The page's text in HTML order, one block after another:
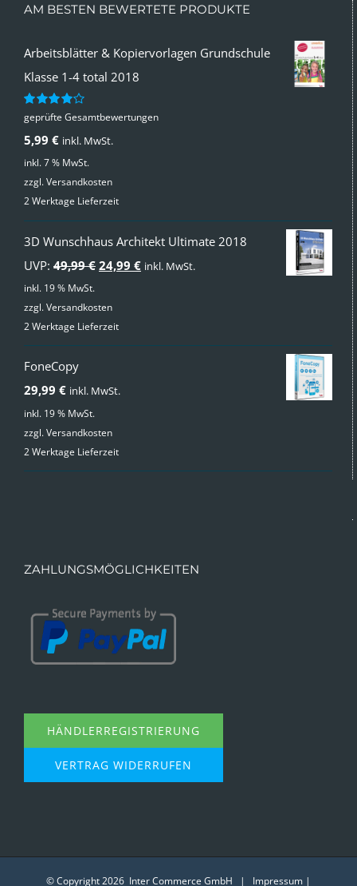
AM BESTEN BEWERTETE PRODUKTE
Arbeitsblätter & Kopiervorlagen Grundschule
Klasse 1-4 total 2018
Bewertet
von 5
geprüfte Gesamtbewertungen
5,99 € inkl. MwSt.
inkl. 7 % MwSt.
zzgl.Versandkosten
2 Werktage Lieferzeit
3D Wunschhaus Architekt Ultimate 2018
UVP: 49,99€ Ursprünglicher
war:
24,99 €Aktueller
inkl. MwSt.
inkl. 19 % MwSt.
zzgl.Versandkosten
2 Werktage Lieferzeit
FoneCopy
29,99 € inkl. MwSt.
inkl. 19 % MwSt.
zzgl.Versandkosten
2 Werktage Lieferzeit
ZAHLUNGSMÖGLICHKEITEN
HÄNDLERREGISTRIERUNG
VERTRAG WIDERRUFEN
© Copyright2026 Inter Commerce GmbH | Impressum |